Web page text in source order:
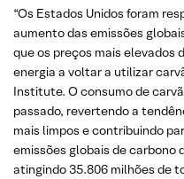
“Os Estados Unidos foram
aumento das emissões
que os preços mais elevados
energia a voltar a utilizar
Institute. O consumo de
passado, revertendo a
mais limpos e contribuindo
emissões globais de carbono
atingindo 35.806 milhões de